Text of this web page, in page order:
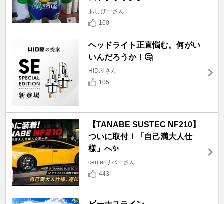
あしぴーさん
160
ヘッドライト正直悩む。何がい
いんだろうか！🤔
HID屋さん
105
【TANABE SUSTEC NF210】
ついに取付！「自己満大人仕
様」へ✨
centerリバーさん
443